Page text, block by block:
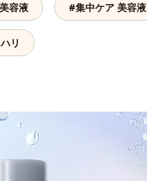
容液 #集中ケア 美容液
リ